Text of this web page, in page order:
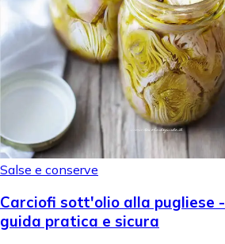
Salse e conserve
Carciofi sott'olio alla pugliese -
guida pratica e sicura